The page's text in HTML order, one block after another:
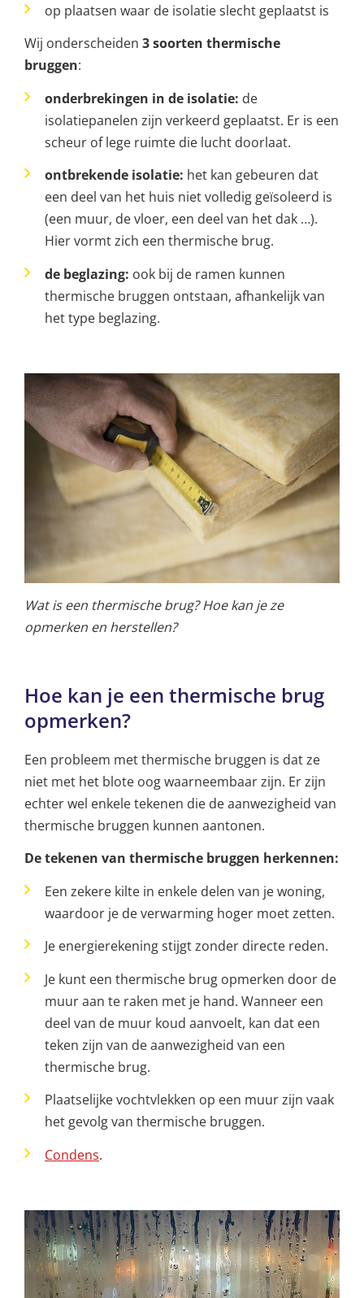
op plaatsen waar de isolatie slecht geplaatst is
Wij onderscheiden 3soorten thermische
bruggen:
onderbrekingen in de isolatie: de
isolatiepanelen zijn verkeerd geplaatst. Er is een
scheur of lege ruimte die lucht doorlaat.
ontbrekende isolatie: het kan gebeuren dat
een deel van het huis niet volledig geïsoleerd is
(een muur, de vloer, een deel van het dak …).
Hier vormt zich een thermische brug.
de beglazing: ook bij de ramen kunnen
thermische bruggen ontstaan, afhankelijk van
het type beglazing.
Wat is een thermische brug? Hoe kan je ze
opmerken en herstellen?
Hoe kan je een thermische brug
opmerken?
Een probleem met thermische bruggen is dat ze
niet met het blote oog waarneembaar zijn. Er zijn
echter wel enkele tekenen die de aanwezigheid van
thermische bruggen kunnen aantonen.
De tekenen van thermische bruggen herkennen:
Een zekere kilte in enkele delen van je woning,
waardoor je de verwarming hoger moet zetten.
Je energierekening stijgt zonder directe reden.
Je kunt een thermische brug opmerken door de
muur aan te raken met je hand. Wanneer een
deel van de muur koud aanvoelt, kan dat een
teken zijn van de aanwezigheid van een
thermische brug.
Plaatselijke vochtvlekken op een muur zijn vaak
het gevolg van thermische bruggen.
Condens.